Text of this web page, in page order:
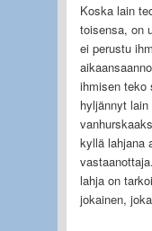
Koska lain
toisensa, on
ei perustu
ihmisen teko
hyljännyt
kyllä lahjana
lahja on
jokainen,